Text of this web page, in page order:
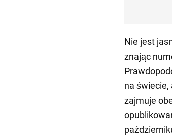
Nie jest
znając
na świecie,
zajmuje